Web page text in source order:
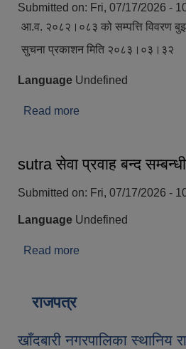
Submitted on: Fri, 07/17/2026 -
आ.व. २०८२।०८३ को सम्पत्ति विवरण
सुचना प्रकाशन मिति २०८३।०३।३२
Language Undefined
Read more
sutra सेवा प्रवाह बन्द
Submitted on: Fri, 07/17/2026 -
Language Undefined
Read more
राजपत्र
खाँदबारी नगरपालिका स्थानिय